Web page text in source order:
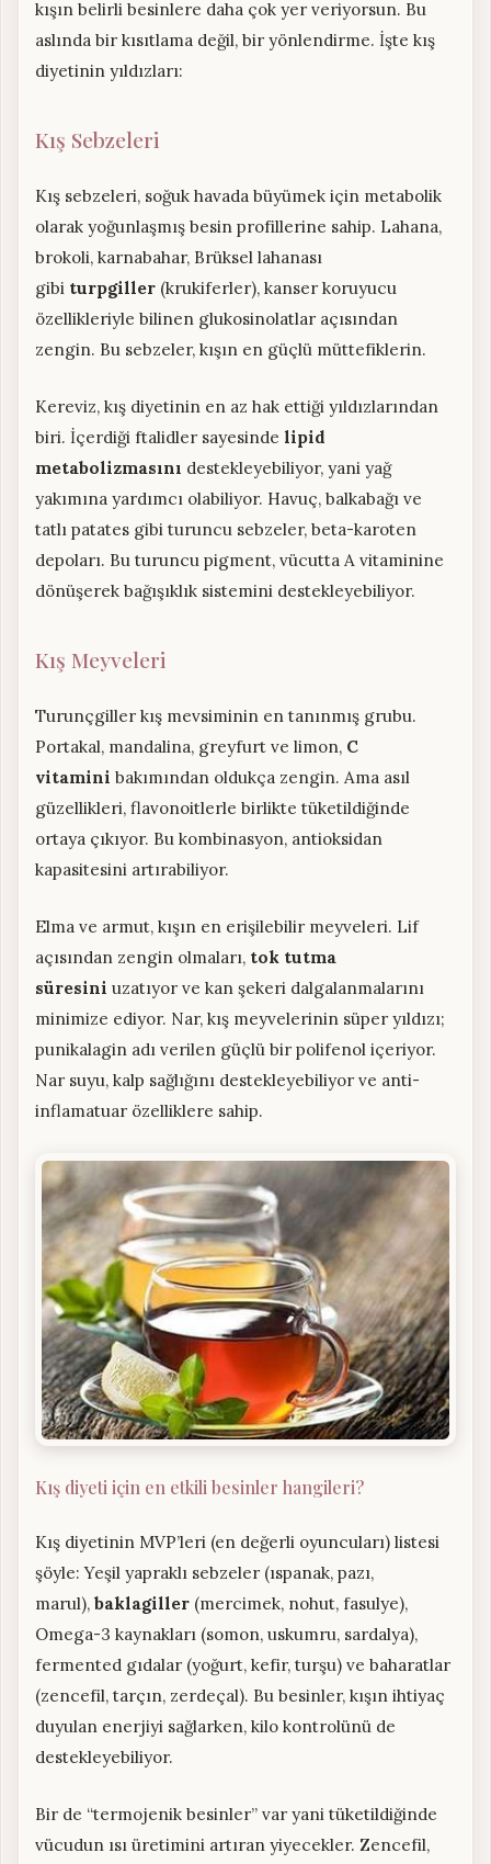
kışın belirli besinlere daha çok yer veriyorsun. Bu
aslında bir kısıtlama değil, bir yönlendirme. İşte kış
diyetinin yıldızları:
Kış Sebzeleri
Kış sebzeleri, soğuk havada büyümek için metabolik
olarak yoğunlaşmış besin profillerine sahip. Lahana,
brokoli, karnabahar, Brüksel lahanası
gibi turpgiller (krukiferler), kanser koruyucu
özellikleriyle bilinen glukosinolatlar açısından
zengin. Bu sebzeler, kışın en güçlü müttefiklerin.
Kereviz, kış diyetinin en az hak ettiği yıldızlarından
biri. İçerdiği ftalidler sayesinde lipid
metabolizmasını destekleyebiliyor, yani yağ
yakımına yardımcı olabiliyor. Havuç, balkabağı ve
tatlı patates gibi turuncu sebzeler, beta-karoten
depoları. Bu turuncu pigment, vücutta A vitaminine
dönüşerek bağışıklık sistemini destekleyebiliyor.
Kış Meyveleri
Turunçgiller kış mevsiminin en tanınmış grubu.
Portakal, mandalina, greyfurt ve limon, C
vitamini bakımından oldukça zengin. Ama asıl
güzellikleri, flavonoitlerle birlikte tüketildiğinde
ortaya çıkıyor. Bu kombinasyon, antioksidan
kapasitesini artırabiliyor.
Elma ve armut, kışın en erişilebilir meyveleri. Lif
açısından zengin olmaları, tok tutma
süresini uzatıyor ve kan şekeri dalgalanmalarını
minimize ediyor. Nar, kış meyvelerinin süper yıldızı;
punikalagin adı verilen güçlü bir polifenol içeriyor.
Nar suyu, kalp sağlığını destekleyebiliyor ve anti-
inflamatuar özelliklere sahip.
Kış diyeti için en etkili besinler hangileri?
Kış diyetinin MVP’leri (en değerli oyuncuları) listesi
şöyle: Yeşil yapraklı sebzeler (ıspanak, pazı,
marul), baklagiller (mercimek, nohut, fasulye),
Omega-3 kaynakları (somon, uskumru, sardalya),
fermented gıdalar (yoğurt, kefir, turşu) ve baharatlar
(zencefil, tarçın, zerdeçal). Bu besinler, kışın ihtiyaç
duyulan enerjiyi sağlarken, kilo kontrolünü de
destekleyebiliyor.
Bir de “termojenik besinler” var yani tüketildiğinde
vücudun ısı üretimini artıran yiyecekler. Zencefil,